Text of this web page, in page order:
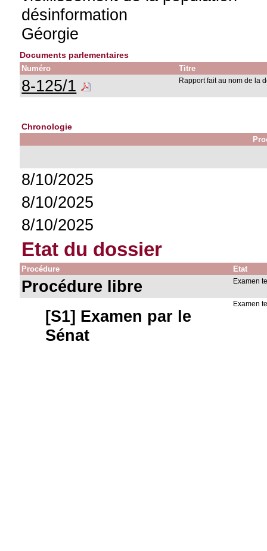
désinformation
Géorgie
Documents parlementaires
Numéro Titre
8-125/1 Rapport fait au nom de la
Chronologie
8/10/2025
8/10/2025
8/10/2025
Etat du dossier
Procédure Etat
Procédure libre Examen
[S1] Examen par le
Sénat
Examen